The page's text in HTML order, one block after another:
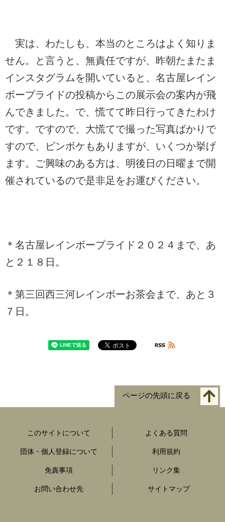
実は、わたしも、本当のところはよく知りま
せん。と言うと、無責任ですが、昨朝たまたま
インスタグラムを開いていると、名古屋レイン
ボープライドの投稿からこの展示会の案内が飛
んできました。で、慌てて昨日行ってきたわけ
です。ですので、大慌てで撮った写真ばかりで
すので、ピンボケもありますが、いくつか挙げ
ます。ご興味のある方は、明後日の日曜まで開
催されているので是非足をお運びください。
＊名古屋レインボープライド２０２４まで、あ
と２１８日。
＊第三回西三河レインボーお茶会まで、あと３
７日。
ページの先頭に戻る
このサイトについて よくある質問
団体・個人登録について 利用規約
免責事項 リンク集
お問い合わせ先 サイトマップ